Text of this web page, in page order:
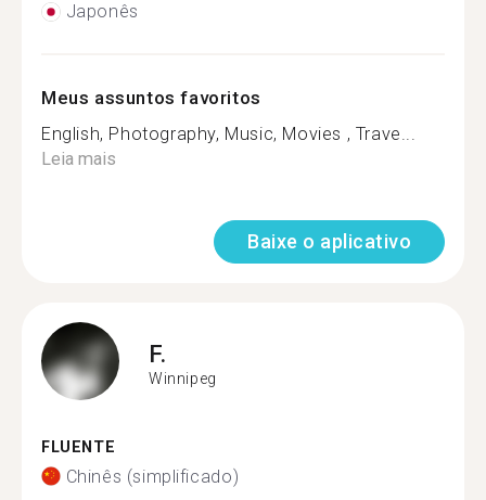
Japonês
Meus assuntos favoritos
English, Photography, Music, Movies , Trave...
Leia mais
Baixe o aplicativo
F.
Winnipeg
FLUENTE
Chinês (simplificado)